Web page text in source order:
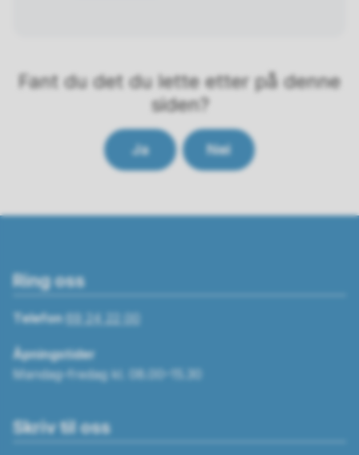
Fant du det du lette etter på denne
siden?
Ja Nei
Ring oss
Telefon69 24 22 00
Åpningstider
Mandag–fredag kl. 08.00–15.30
Skriv til oss